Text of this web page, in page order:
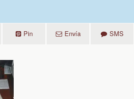
Pin Envía SMS